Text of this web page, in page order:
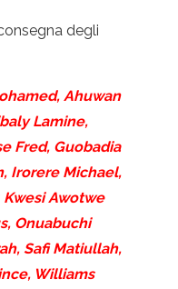
degli
Ahuwan
Lamine,
Fred, Guobadia
Irorere Michael,
Kwesi Awotwe
Onuabuchi
Safi Matiullah,
Williams